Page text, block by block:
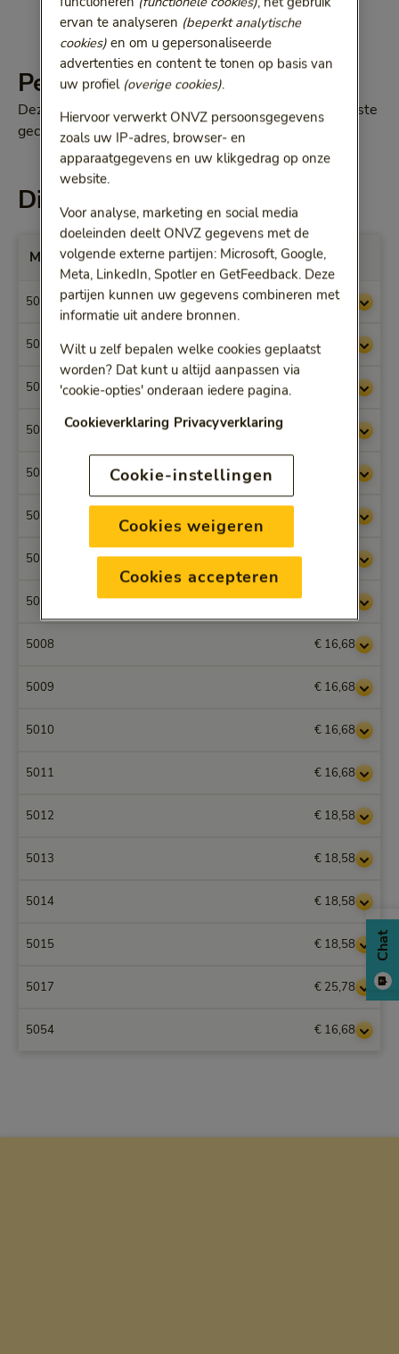
Percentage
Deze maximale vergoedingen zijn 80% van onze laagste
gecontracteerde tarieven.
Dit krijgt u vergoed
Max. vergoedingen per Prestatiecode
5000 € 16,68
5001 € 26,82
5002
5003
5004
5005
5006
5007
5008 € 16,68
5009 € 16,68
5010 € 16,68
5011 € 16,68
5012 € 18,58
5013 € 18,58
5014 € 18,58
5015 € 18,58
5017 € 25,78
5054 € 16,68
Chat
ervan te analyseren (beperkt analytische
cookies)en om u gepersonaliseerde
advertenties en content te tonen op basis van
uw profiel (overige cookies).
Hiervoor verwerkt ONVZ persoonsgegevens
zoals uw IP-adres, browser- en
apparaatgegevens en uw klikgedrag op onze
website.
Voor analyse, marketing en social media
doeleinden deelt ONVZ gegevens met de
volgende externe partijen: Microsoft, Google,
Meta, LinkedIn, Spotler en GetFeedback. Deze
partijen kunnen uw gegevens combineren met
informatie uit andere bronnen.
Wilt u zelf bepalen welke cookies geplaatst
worden? Dat kunt u altijd aanpassen via
'cookie-opties' onderaan iedere pagina.
Cookieverklaring Privacyverklaring
Cookie-instellingen
Cookies weigeren
Cookies accepteren